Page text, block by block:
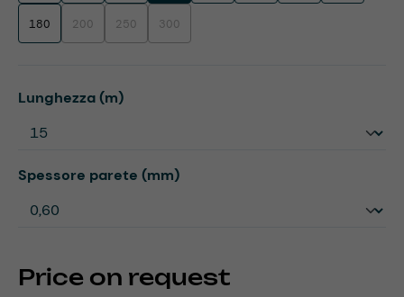
Price on request
180 200(This option is currently unavailable.)
250(This option is currently unavailable.)
300(This option is currently unavailable.)
Select
Lunghezza (m)
Select
Spessore parete (mm)